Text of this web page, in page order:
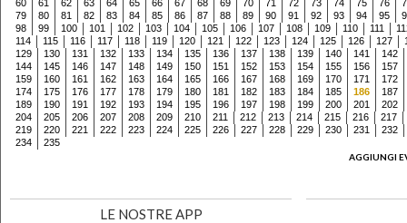
60 61 62 63 64 65 66 67 68 69 70 71 72 73 74 75 76
79
80 81 82 83 84 85 86 87 88 89 90 91 92 93 94 95
98
99 100 101 102 103 104 105 106 107 108 109 110 111
114
115 116 117 118 119 120 121 122 123 124 125 126 127
129
130 131 132 133 134 135 136 137 138 139 140 141
142
144
145 146 147 148 149 150 151 152 153 154 155 156
157
159
160 161 162 163 164 165 166 167 168 169 170 171
172
174
175 176 177 178 179 180 181 182 183 184 185 186
187
189
190 191 192 193 194 195 196 197 198 199 200 201
202
204
205 206 207 208 209 210 211 212 213 214 215 216
217
219
220 221 222 223 224 225 226 227 228 229 230 231
232
234
235
AGGIUNGI
LE NOSTRE APP